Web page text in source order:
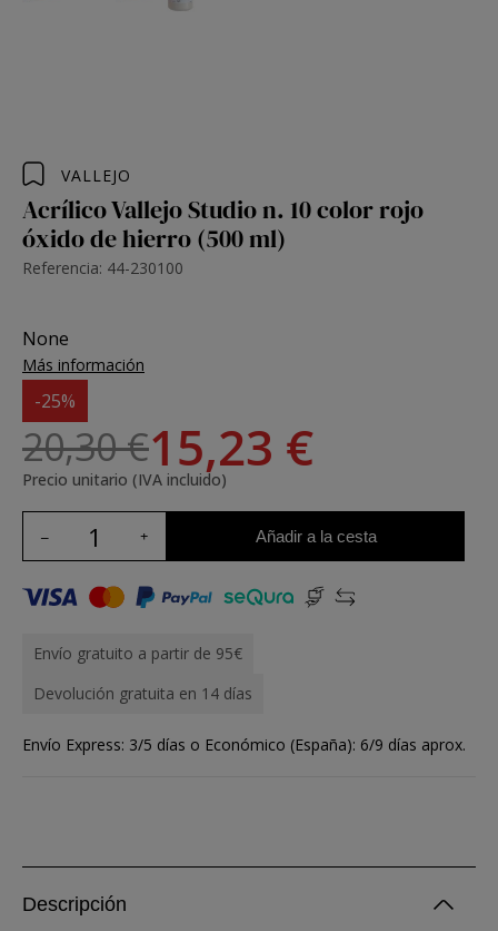
VALLEJO
Acrílico Vallejo Studio n. 10 color rojo
óxido de hierro (500 ml)
Referencia: 44-230100
None
Más información
-25%
20,30 €15,23 €
Precio unitario (IVA incluido)
Añadir a la cesta
Envío gratuito a partir de 95€
Devolución gratuita en 14 días
Envío Express: 3/5 días o Económico (España): 6/9 días aprox.
Descripción